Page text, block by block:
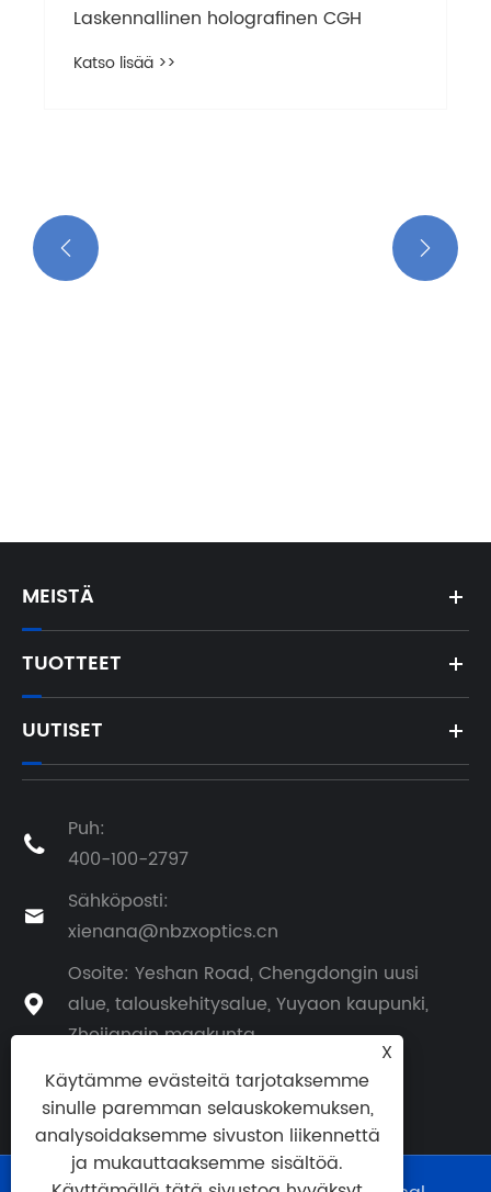
Laskennallinen holografinen CGH
Katso lisää >>
 
MEISTÄ
TUOTTEET
UUTISET

Puh:
400-100-2797

Sähköposti:
xienana@nbzxoptics.cn

Osoite: Yeshan Road, Chengdongin uusi
alue, talouskehitysalue, Yuyaon kaupunki,
Zhejiangin maakunta
X
Käytämme evästeitä tarjotaksemme
sinulle paremman selauskokemuksen,
analysoidaksemme sivuston liikennettä
ja mukauttaaksemme sisältöä.